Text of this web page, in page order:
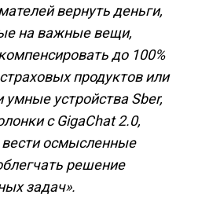
вернуть деньги,
на важные вещи,
до 100%
продуктов или
умные устройства Sber,
с GigaChat 2.0,
осмысленные
решение
задач».